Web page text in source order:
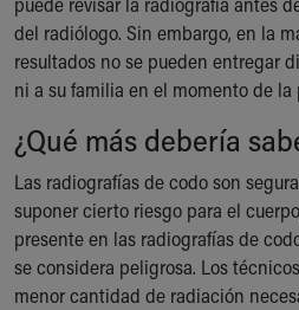
del radiólogo. Sin embargo, en la
resultados no se pueden entregar
ni a su familia en el momento de la
¿Qué más debería
Las radiografías de codo son
suponer cierto riesgo para el
presente en las radiografías de
se considera peligrosa. Los
menor cantidad de radiación